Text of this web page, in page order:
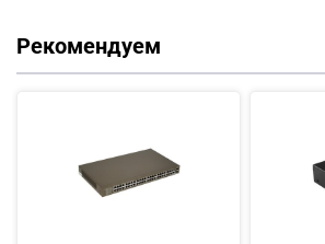
Рекомендуем